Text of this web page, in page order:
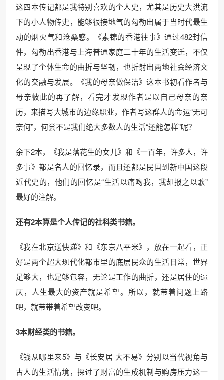
这四本传记都是我特别喜欢的个人史，尤其是历史大洪流
下的小人物传史，能够很接地气的勾勒出属于当时代最生
动的烟火气和沧桑感。《素锦的香港往事》通过482封信
件，勾勒出香港与上海普通家庭二十年的生活变迁，不仅
呈现了个体生命的曲折与坚韧，也折射出两地社会经济文
化的交融与发展。《我的母亲做保洁》这本书初看作者与
母亲彼此的再了解，看完才发现作者是以自己母亲的亲
历，来描写大城市的边缘职业，作者写这群人的命运“无可
奈何”，何尝不是我们绝大多数人的生活“还能怎样”呢？
余下2本，《我是落花生的女儿》和《一百年，许多人，许
多事》都是名人的回忆录，而且还都是民国到新中国这段
近代史的，他们的回忆是“生活以痛吻我，我却报之以歌”
最好的注解。
还有2本算是个人传记的社科类书籍。
《我在北京送快递》和《东京八平米》，放在一起看，正
好是两个超大现代化都市里的底层民众的生活日常，世界
足够大，也足够包容，无论是工作的曲折，还是居住的逼
仄，人生最大的资产就是希望。所以，就带着问题上路
吧，就带带着希望改变吧。
3本财经类的书籍。
《钱从哪里来5》与《长安居 大不易》分别以当代视角与
古人的生活情境，探讨了财富的生成机制与购房压力这一